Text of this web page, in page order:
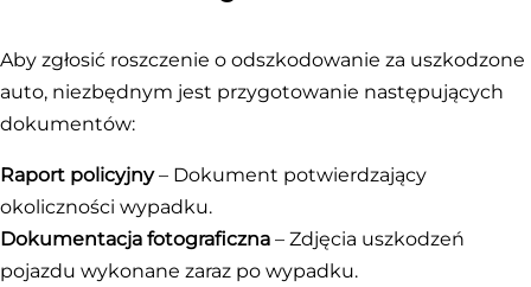
Aby zgłosić roszczenie o odszkodowanie za uszkodzone
auto, niezbędnym jest przygotowanie następujących
dokumentów:
Raport policyjny– Dokument potwierdzający
okoliczności wypadku.
Dokumentacja fotograficzna – Zdjęcia uszkodzeń
pojazdu wykonane zaraz po wypadku.